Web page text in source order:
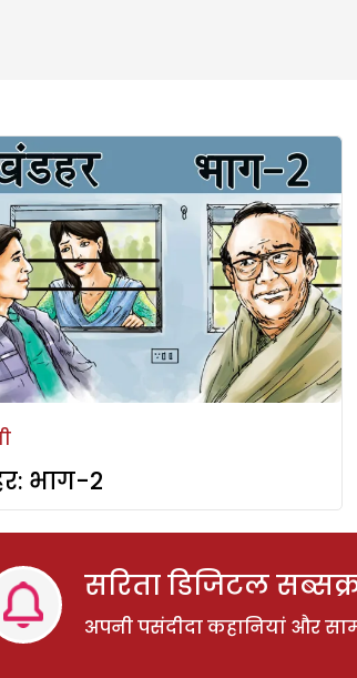
भाग-2
सरिता डिजिटल
अपनी पसंदीदा कहानियां और